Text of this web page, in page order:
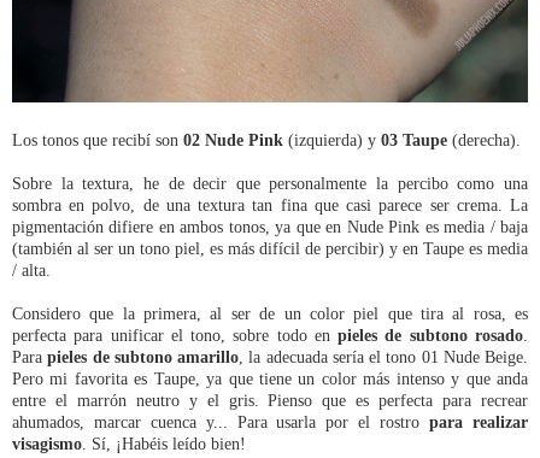
Los tonos que recibí son 02 Nude Pink (izquierda) y 03 Taupe (derecha).
Sobre la textura, he de decir que personalmente la percibo como una
sombra en polvo, de una textura tan fina que casi parece ser crema. La
pigmentación difiere en ambos tonos, ya que en Nude Pink es media / baja
(también al ser un tono piel, es más difícil de percibir) y en Taupe es media
/ alta.
Considero que la primera, al ser de un color piel que tira al rosa, es
perfecta para unificar el tono, sobre todo enpieles de subtono rosado
Parapieles de subtono amarillo , la adecuada sería el tono 01 Nude Beige.
Pero mi favorita es Taupe, ya que tiene un color más intenso y que anda
entre el marrón neutro y el gris. Pienso que es perfecta para recrear
ahumados, marcar cuenca y... Para usarla por el rostropara realizar
visagismo . Sí, ¡Habéis leído bien!